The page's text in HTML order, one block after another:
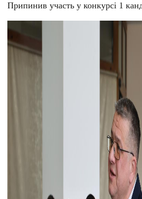
Припинив участь у конкурсі 1